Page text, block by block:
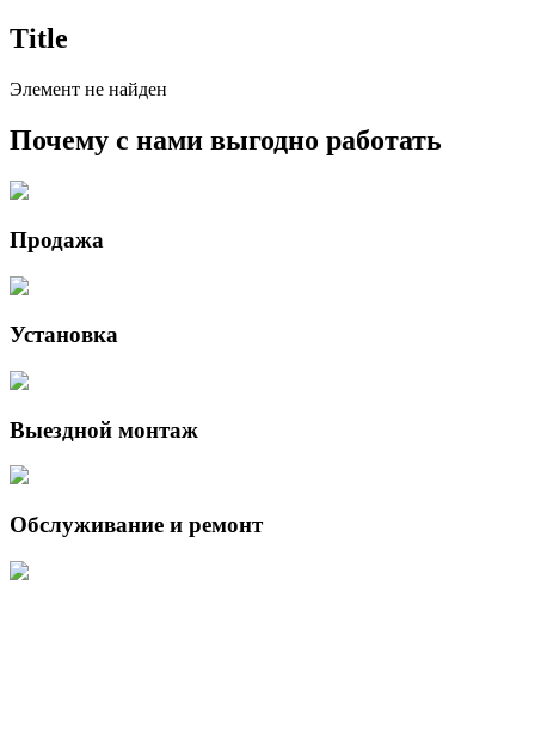
Title
Элемент не найден
Почему с нами выгодно работать
Продажа
Установка
Выездной монтаж
Обслуживание и ремонт